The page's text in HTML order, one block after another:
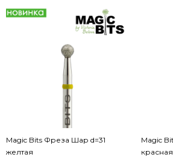
Magic Bits Фреза Шар d=31
желтая
Magic
красная